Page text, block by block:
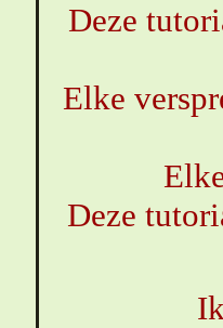
Deze
Elke
Deze